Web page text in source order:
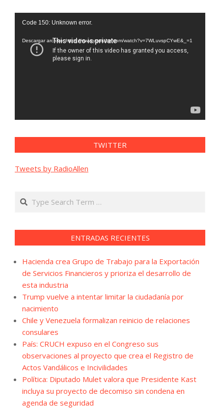
Reproductor
vídeo
Code 150: Unknown error.
Descargar archivo: https://www.youtube.com/watch?v=7WLuvspCYwE&_=1
TWITTER
Tweets by RadioAllen
Search
ENTRADAS RECIENTES
Hacienda crea Grupo de Trabajo para la Exportación
de Servicios Financieros y prioriza el desarrollo de
esta industria
Trump vuelve a intentar limitar la ciudadanía por
nacimiento
Chile y Venezuela formalizan reinicio de relaciones
consulares
País: CRUCH expuso en el Congreso sus
observaciones al proyecto que crea el Registro de
Actos Vandálicos e Incivilidades
Política: Diputado Mulet valora que Presidente Kast
incluya su proyecto de decomiso sin condena en
agenda de seguridad